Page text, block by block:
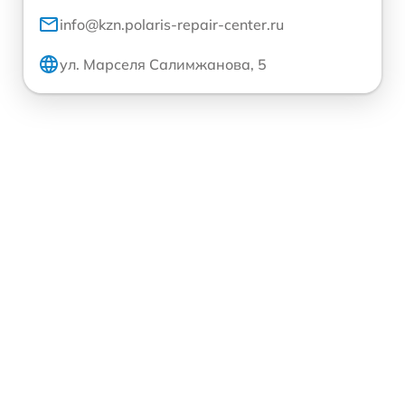
info@kzn.polaris-repair-center.ru
ул. Марселя Салимжанова, 5